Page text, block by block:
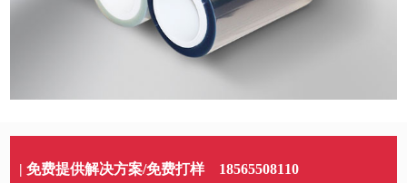
| 免费提供解决方案/免费打样 18565508110